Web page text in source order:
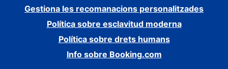
Gestiona les recomanacions personalitzades
Política sobre esclavitud moderna
Política sobre drets humans
Info sobre Booking.com